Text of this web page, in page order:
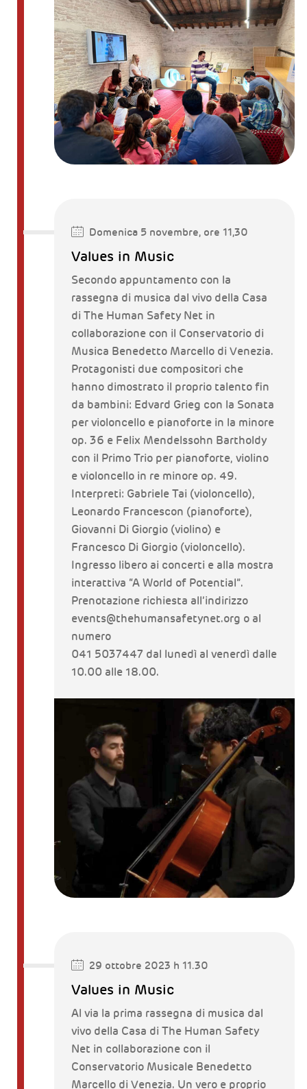
Domenica 5 novembre, ore 11,30
Values in Music
Secondo appuntamento con la
rassegna di musica dal vivo della Casa
di The Human Safety Net in
collaborazione con il Conservatorio di
Musica Benedetto Marcello di Venezia.
Protagonisti due compositori che
hanno dimostrato il proprio talento fin
da bambini: Edvard Grieg con la Sonata
per violoncello e pianoforte in la minore
op. 36 e Felix Mendelssohn Bartholdy
con il Primo Trio per pianoforte, violino
e violoncello in re minore op. 49.
Interpreti: Gabriele Tai (violoncello),
Leonardo Francescon (pianoforte),
Giovanni Di Giorgio (violino) e
Francesco Di Giorgio (violoncello).
Ingresso libero ai concerti e alla mostra
interattiva “A World of Potential”.
Prenotazione richiesta all’indirizzo
events@thehumansafetynet.org o al
numero
041 5037447 dal lunedì al venerdì dalle
10.00 alle 18.00.
29 ottobre 2023 h 11.30
Values in Music
Al via la prima rassegna di musica dal
vivo della Casa di The Human Safety
Net in collaborazione con il
Conservatorio Musicale Benedetto
Marcello di Venezia. Un vero e proprio